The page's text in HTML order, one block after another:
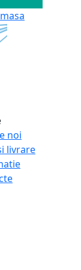
noi
livrare